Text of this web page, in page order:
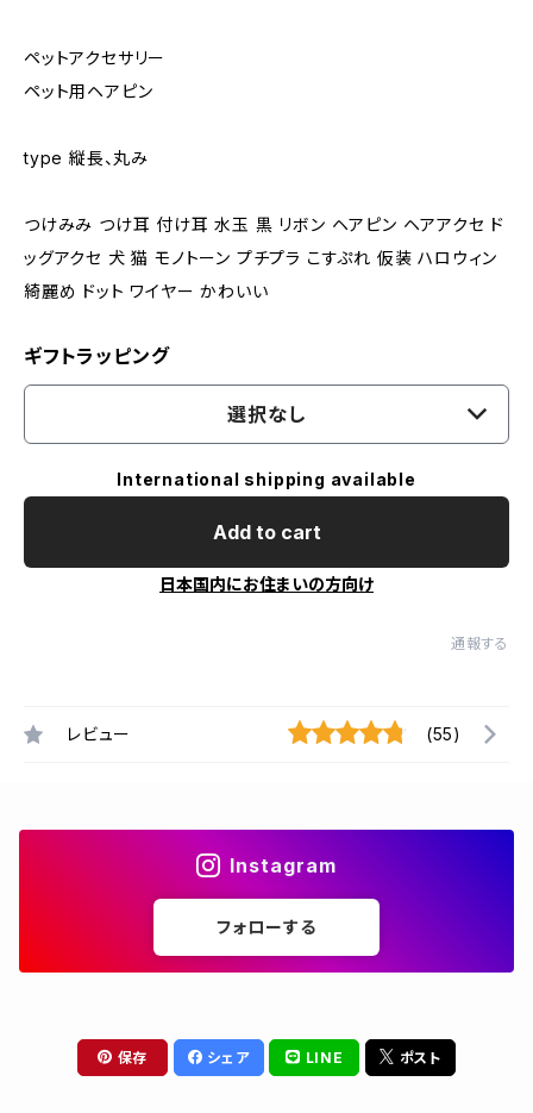
ペットアクセサリー
ペット用ヘアピン
type 縦長、丸み
つけみみ つけ耳 付け耳 水玉 黒 リボン ヘアピン ヘアアクセ ド
ッグアクセ 犬 猫 モノトーン プチプラ こすぷれ 仮装 ハロウィン
綺麗め ドット ワイヤー かわいい
ギフトラッピング
選択なし
International shipping available
Add to cart
日本国内にお住まいの方向け
通報する
レビュー (55)
Instagram
フォローする
保存 シェア LINE ポスト